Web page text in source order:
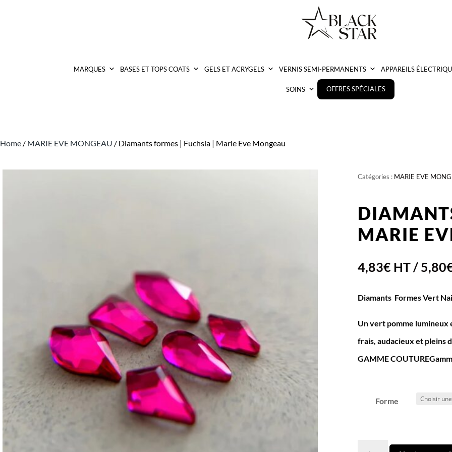
MARQUES BASES ET TOPS COATS GELS ET ACRYGELS VERNIS SEMI-PERMANENTS APPAREILS
SOINS OFFRES SPÉCIALES
Home / MARIE EVE MONGEAU / Diamants formes | Fuchsia | Marie Eve Mongeau
Catégories : MARIE EVE
MARIE
4,83€ HT / 5,80
Diamants Formes Vert
Un vert pomme lumineux
frais, audacieux et pleins
GAMME
Forme